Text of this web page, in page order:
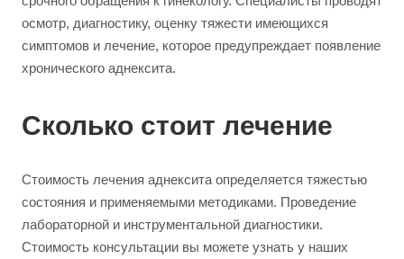
осмотр, диагностику, оценку тяжести имеющихся
симптомов и лечение, которое предупреждает появление
хронического аднексита.
Сколько стоит лечение
Стоимость лечения аднексита определяется тяжестью
состояния и применяемыми методиками. Проведение
лабораторной и инструментальной диагностики.
Стоимость консультации вы можете узнать у наших